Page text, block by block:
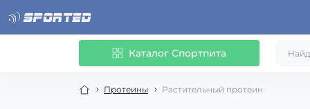
Каталог Спортпита
Протеины Растительный протеин